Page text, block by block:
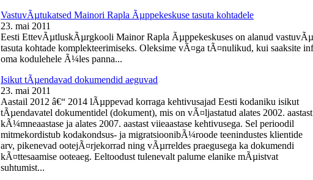
VastuvÃµtukatsed Mainori Rapla Ãµppekeskuse tasuta kohtadele
23. mai 2011
Eesti EttevÃµtluskÃµrgkooli Mainor Rapla Ãµppekeskuses on alanud
tasuta kohtade komplekteerimiseks. Oleksime vÃ¤ga tÃ¤nulikud, kui saaksite
oma kodulehele Ã¼les panna...
Isikut tÃµendavad dokumendid aeguvad
23. mai 2011
Aastail 2012 â€“ 2014 lÃµppevad korraga kehtivusajad Eesti kodaniku isikut
tÃµendavatel dokumentidel (dokument), mis on vÃ¤ljastatud alates 2002. aastast
kÃ¼mneaastase ja alates 2007. aastast viieaastase kehtivusega. Sel perioodil
mitmekordistub kodakondsus- ja migratsioonibÃ¼roode teenindustes klientide
arv, pikenevad ootejÃ¤rjekorrad ning vÃµrreldes praegusega ka dokumendi
kÃ¤ttesaamise ooteaeg. Eeltoodust tulenevalt palume elanike mÃµistvat
suhtumist...